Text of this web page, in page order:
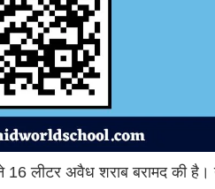
16 लीटर अवैध शराब बरामद की है।